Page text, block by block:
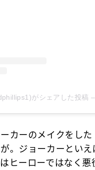
がシェアした投稿 –
カーのメイクをし
。ジョーカーとい
ヒーローではなく